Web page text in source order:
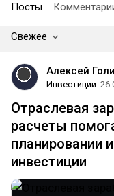
Посты
Свежее
Алексей
Инвестиции
Отраслевая
расчеты
планировании
инвестиции